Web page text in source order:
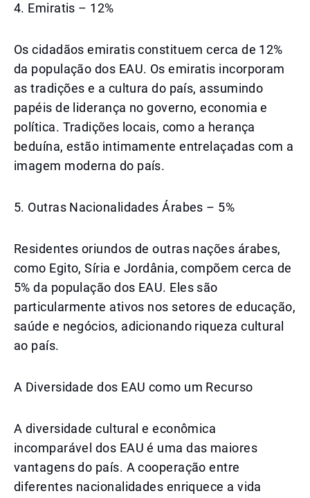
4. Emiratis – 12%
Os cidadãos emiratis constituem cerca de 12%
da população dos EAU. Os emiratis incorporam
as tradições e a cultura do país, assumindo
papéis de liderança no governo, economia e
política. Tradições locais, como a herança
beduína, estão intimamente entrelaçadas com a
imagem moderna do país.
5. Outras Nacionalidades Árabes – 5%
Residentes oriundos de outras nações árabes,
como Egito, Síria e Jordânia, compõem cerca de
5% da população dos EAU. Eles são
particularmente ativos nos setores de educação,
saúde e negócios, adicionando riqueza cultural
ao país.
A Diversidade dos EAU como um Recurso
A diversidade cultural e econômica
incomparável dos EAU é uma das maiores
vantagens do país. A cooperação entre
diferentes nacionalidades enriquece a vida